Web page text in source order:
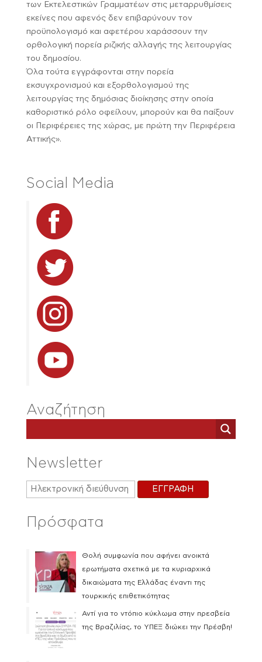
των Εκτελεστικών Γραμματέων στις μεταρρυθμίσεις
εκείνες που αφενός δεν επιβαρύνουν τον
προϋπολογισμό και αφετέρου χαράσσουν την
ορθολογική πορεία ριζικής αλλαγής της λειτουργίας
του δημοσίου.
Όλα τούτα εγγράφονται στην πορεία
εκσυγχρονισμού και εξορθολογισμού της
λειτουργίας της δημόσιας διοίκησης στην οποία
καθοριστικό ρόλο οφείλουν, μπορούν και θα παίξουν
οι Περιφέρειες της χώρας, με πρώτη την Περιφέρεια
Αττικής».
Social Media
Αναζήτηση
Newsletter
Πρόσφατα
Θολή συμφωνία που αφήνει ανοικτά
ερωτήματα σχετικά με τα κυριαρχικά
δικαιώματα της Ελλάδας έναντι της
τουρκικής επιθετικότητας
Αντί για το ντόπιο κύκλωμα στην πρεσβεία
της Βραζιλίας, το ΥΠΕΞ διώκει την Πρέσβη!